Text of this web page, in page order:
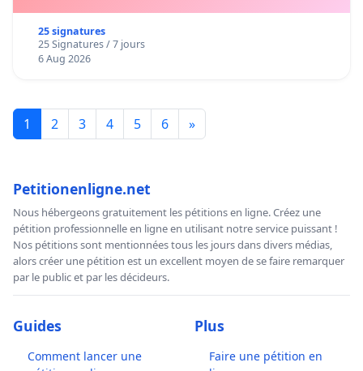
25 signatures
25 Signatures / 7 jours
6 Aug 2026
1 2 3 4 5 6 »
Petitionenligne.net
Nous hébergeons gratuitement les pétitions en ligne. Créez une
pétition professionnelle en ligne en utilisant notre service puissant !
Nos pétitions sont mentionnées tous les jours dans divers médias,
alors créer une pétition est un excellent moyen de se faire remarquer
par le public et par les décideurs.
Guides
Comment lancer une
Plus
Faire une pétition en